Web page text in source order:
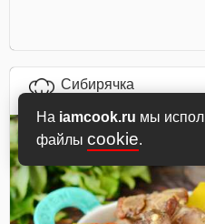
На iamcook.ru мы
файлы cookie.
Сибирячка